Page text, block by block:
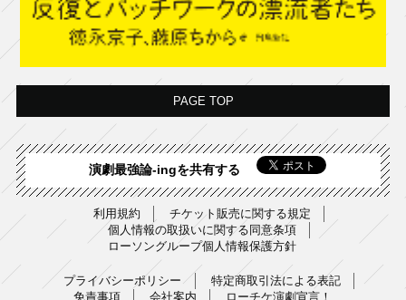
PAGE TOP
演劇最強論-ingを共有する
利用規約
チケット販売に関する規定
個人情報の取扱いに関する同意条項
ローソングループ個人情報保護方針
プライバシーポリシー
特定商取引法による表記
免責事項
会社案内 ローチケ演劇宣言！